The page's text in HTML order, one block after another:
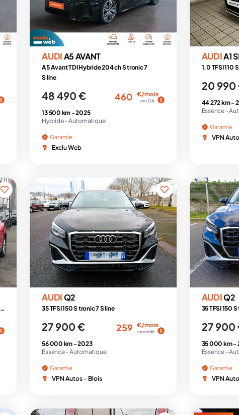
AUDIA5 AVANT
A5 Avant TDI Hybride 204 ch S tronic 7
S line
48 490 € 460 €/mois
en LOA
13 500 km -2025
Hybride - Automatique
Garantie
Exclu Web
AUDIA1
1.0 TFSI 110
20 990
44 272 km -
Essence -
Garantie
VPN
35 TFSI S line S TRONIC 1 ERE MAIN/ DISPO LOA / LLD
AUDIQ2
35 TFSI 150 S tronic 7 S line
27 900 € 259 €/mois
en crédit
56 000 km -2023
Essence - Automatique
Garantie
VPN Autos - Blois
AUDIQ2
35 TFSI 150
27 900
35 000 km -
Essence -
Garantie
VPN